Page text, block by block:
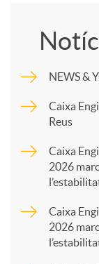
p
a
NEWS &
Caixa
Reus
Caixa
2026
Caixa
2026